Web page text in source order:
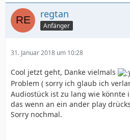
regtan
Anfänger
31. Januar 2018 um 10:28
Cool jetzt geht, Danke vielmals
Problem ( sorry ich glaub ich
Audiostück ist zu lang wie könnte
das wenn an ein ander play
Sorry nochmal.